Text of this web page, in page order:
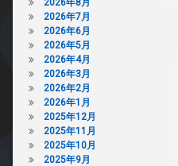
2026年8月
2026年7月
2026年6月
2026年5月
2026年4月
2026年3月
2026年2月
2026年1月
2025年12月
2025年11月
2025年10月
2025年9月